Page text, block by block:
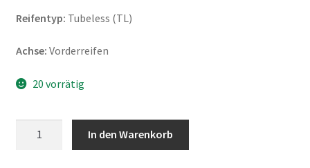
Reifentyp: Tubeless (TL)
Achse: Vorderreifen
20 vorrätig
In den Warenkorb